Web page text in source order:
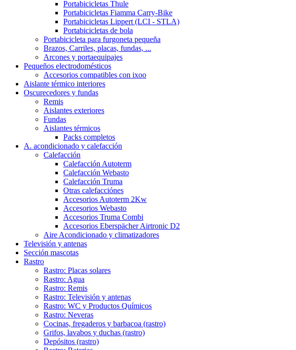
Portabicicletas Thule
Portabicicletas Fiamma Carry-Bike
Portabicicletas Lippert (LCI - STLA)
Portabicicletas de bola
Portabicicleta para furgoneta pequeña
Brazos, Carriles, placas, fundas, ...
Arcones y portaequipajes
Pequeños electrodomésticos
Accesorios compatibles con ixoo
Aislante térmico interiores
Oscurecedores y fundas
Remis
Aislantes exteriores
Fundas
Aislantes térmicos
Packs completos
A. acondicionado y calefacción
Calefacción
Calefacción Autoterm
Calefacción Webasto
Calefacción Truma
Otras calefacciónes
Accesorios Autoterm 2Kw
Accesorios Webasto
Accesorios Truma Combi
Accesorios Eberspächer Airtronic D2
Aire Acondicionado y climatizadores
Televisión y antenas
Sección mascotas
Rastro
Rastro: Placas solares
Rastro: Agua
Rastro: Remis
Rastro: Televisión y antenas
Rastro: WC y Productos Químicos
Rastro: Neveras
Cocinas, fregaderos y barbacoa (rastro)
Grifos, lavabos y duchas (rastro)
Depósitos (rastro)